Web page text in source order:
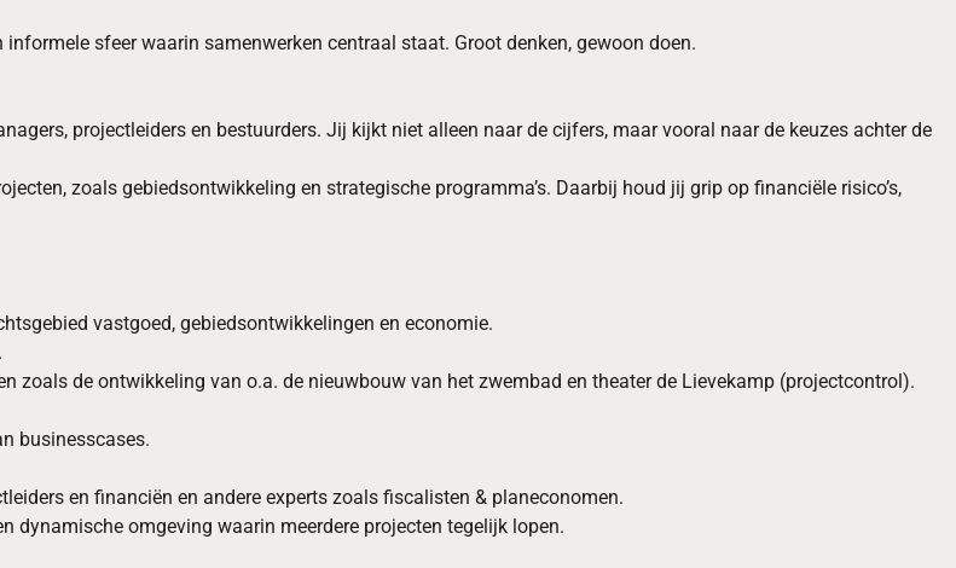
sfeer waarin samenwerken centraal staat. Groot denken, gewoon doen.
projectleiders en bestuurders. Jij kijkt niet alleen naar de cijfers, maar vooral naar de keuzes achter de
zoals gebiedsontwikkeling en strategische programma’s. Daarbij houd jij grip op financiële risico’s,
vastgoed, gebiedsontwikkelingen en economie.
zoals de ontwikkeling van o.a. de nieuwbouw van het zwembad en theater de Lievekamp (projectcontrol).
businesscases.
en financiën en andere experts zoals fiscalisten & planeconomen.
dynamische omgeving waarin meerdere projecten tegelijk lopen.